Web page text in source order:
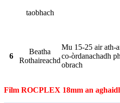
taobhach
6
Beatha
Rothaireachd
Mu 15-25 air ath-
co-òrdanachadh
obrach
Film ROCPLEX 18mm an